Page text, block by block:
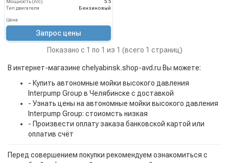
Мощность (л/с)
5.5
Тип двигателя
Бензиновый
Цена
Запрос цены
Показано с 1 по 1 из 1 (всего 1 страниц)
В интернет-магазине chelyabinsk.shop-avd.ru Вы можете:
- Купить автономные мойки высокого давления
Interpump Group в Челябинске с доставкой
- Узнать цены на автономные мойки высокого давления
Interpump Group: стоиомсть низкая
- Произвести оплату заказа банковской картой или
оплатив счёт
Перед совершением покупки рекомендуем ознакомиться с